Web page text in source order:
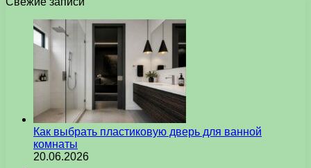
Как выбрать пластиковую дверь для ванной
комнаты
20.06.2026